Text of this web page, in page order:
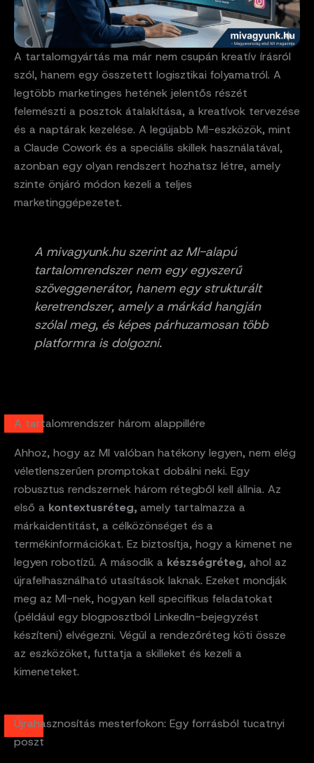
A tartalomgyártás ma már nem csupán kreatív írásról
szól, hanem egy összetett logisztikai folyamatról. A
legtöbb marketinges hetének jelentős részét
felemészti a posztok átalakítása, a kreatívok tervezése
és a naptárak kezelése. A legújabb MI-eszközök, mint
a Claude Cowork és a speciális skillek használatával,
azonban egy olyan rendszert hozhatsz létre, amely
szinte önjáró módon kezeli a teljes
marketinggépezetet.
A mivagyunk.hu szerint az MI-alapú
tartalomrendszer nem egy egyszerű
szöveggenerátor, hanem egy strukturált
keretrendszer, amely a márkád hangján
szólal meg, és képes párhuzamosan több
platformra is dolgozni.
A tartalomrendszer három alappillére
Ahhoz, hogy az MI valóban hatékony legyen, nem elég
véletlenszerűen promptokat dobálni neki. Egy
robusztus rendszernek három rétegből kell állnia. Az
első a kontextusréteg, amely tartalmazza a
márkaidentitást, a célközönséget és a
termékinformációkat. Ez biztosítja, hogy a kimenet ne
legyen robotízű. A második a készségréteg, ahol az
újrafelhasználható utasítások laknak. Ezeket mondják
meg az MI-nek, hogyan kell specifikus feladatokat
(például egy blogposztból LinkedIn-bejegyzést
készíteni) elvégezni. Végül a rendezőréteg köti össze
az eszközöket, futtatja a skilleket és kezeli a
kimeneteket.
Újrahasznosítás mesterfokon: Egy forrásból tucatnyi
poszt